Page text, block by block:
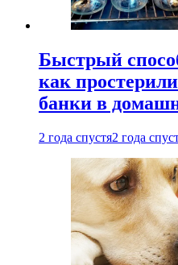
Быстрый
как
банки в
2 года спустя2 года